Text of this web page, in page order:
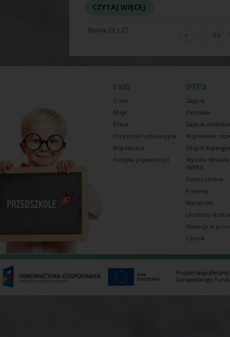
CZYTAJ WIĘCEJ
Strona 23 z 27
< ... 13
O NAS
O nas
Misja
Praca
Przestrzeń edukacyjna
Współpraca
Polityka prywatności
OFERTA
Zajęcia
Zerówka
Zajęcia
Wspieranie
Zespół
Wysoko
(WWD)
Dzieci zdolne
Projekty
Wycieczki
Urodziny
Wakacje w
Cennik